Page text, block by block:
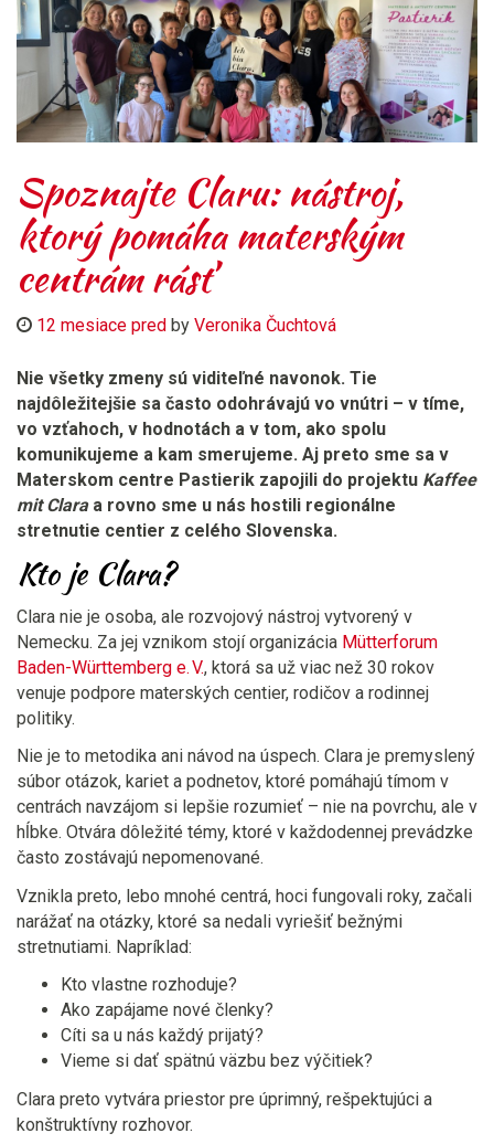
Spoznajte Claru: nástroj,
ktorý pomáha materským
centrám rásť
12 mesiace pred by Veronika Čuchtová
Nie všetky zmeny sú viditeľné navonok. Tie
najdôležitejšie sa často odohrávajú vo vnútri – v tíme,
vo vzťahoch, v hodnotách a v tom, ako spolu
komunikujeme a kam smerujeme. Aj preto sme sa v
Materskom centre Pastierik zapojili do projektu Kaffee
mit Clara a rovno sme u nás hostili regionálne
stretnutie centier z celého Slovenska.
Kto je Clara?
Clara nie je osoba, ale rozvojový nástroj vytvorený v
Nemecku. Za jej vznikom stojí organizácia Mütterforum
Baden-Württemberg e. V., ktorá sa už viac než 30 rokov
venuje podpore materských centier, rodičov a rodinnej
politiky.
Nie je to metodika ani návod na úspech. Clara je premyslený
súbor otázok, kariet a podnetov, ktoré pomáhajú tímom v
centrách navzájom si lepšie rozumieť – nie na povrchu, ale v
hĺbke. Otvára dôležité témy, ktoré v každodennej prevádzke
často zostávajú nepomenované.
Vznikla preto, lebo mnohé centrá, hoci fungovali roky, začali
narážať na otázky, ktoré sa nedali vyriešiť bežnými
stretnutiami. Napríklad:
Kto vlastne rozhoduje?
Ako zapájame nové členky?
Cíti sa u nás každý prijatý?
Vieme si dať spätnú väzbu bez výčitiek?
Clara preto vytvára priestor pre úprimný, rešpektujúci a
konštruktívny rozhovor.